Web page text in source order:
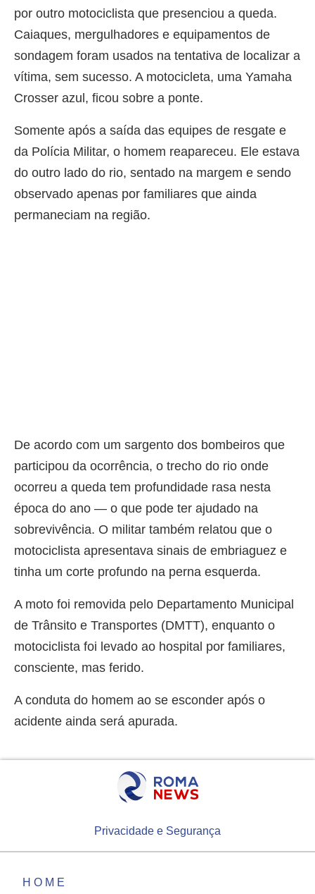
por outro motociclista que presenciou a queda.
Caiaques, mergulhadores e equipamentos de
sondagem foram usados na tentativa de localizar a
vítima, sem sucesso. A motocicleta, uma Yamaha
Crosser azul, ficou sobre a ponte.
Somente após a saída das equipes de resgate e
da Polícia Militar, o homem reapareceu. Ele estava
do outro lado do rio, sentado na margem e sendo
observado apenas por familiares que ainda
permaneciam na região.
De acordo com um sargento dos bombeiros que
participou da ocorrência, o trecho do rio onde
ocorreu a queda tem profundidade rasa nesta
época do ano — o que pode ter ajudado na
sobrevivência. O militar também relatou que o
motociclista apresentava sinais de embriaguez e
tinha um corte profundo na perna esquerda.
A moto foi removida pelo Departamento Municipal
de Trânsito e Transportes (DMTT), enquanto o
motociclista foi levado ao hospital por familiares,
consciente, mas ferido.
A conduta do homem ao se esconder após o
acidente ainda será apurada.
Privacidade e Segurança
HOME